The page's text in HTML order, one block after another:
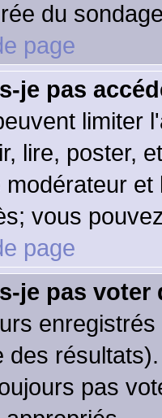
du
page
je pas
limiter
lire, poster,
vous
page
je pas voter
des
pas